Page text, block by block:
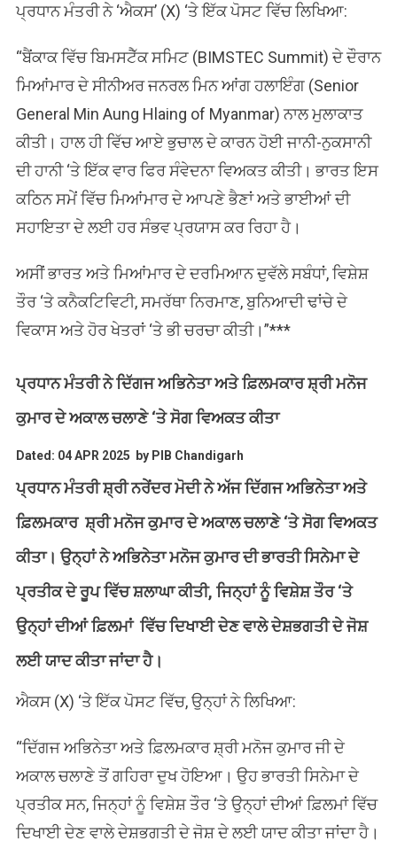
ਪ੍ਰਧਾਨ ਮੰਤਰੀ ਨੇ ‘ਐਕਸ’ (X) ‘ਤੇ ਇੱਕ ਪੋਸਟ ਵਿੱਚ ਲਿਖਿਆ:
“ਬੈਂਕਾਕ ਵਿੱਚ ਬਿਮਸਟੈੱਕ ਸਮਿਟ (BIMSTEC Summit) ਦੇ ਦੌਰਾਨ
ਮਿਆਂਮਾਰ ਦੇ ਸੀਨੀਅਰ ਜਨਰਲ ਮਿਨ ਆਂਗ ਹਲਾਇੰਗ (Senior
General Min Aung Hlaing of Myanmar) ਨਾਲ ਮੁਲਾਕਾਤ
ਕੀਤੀ। ਹਾਲ ਹੀ ਵਿੱਚ ਆਏ ਭੁਚਾਲ ਦੇ ਕਾਰਨ ਹੋਈ ਜਾਨੀ-ਨੁਕਸਾਨੀ
ਦੀ ਹਾਨੀ ‘ਤੇ ਇੱਕ ਵਾਰ ਫਿਰ ਸੰਵੇਦਨਾ ਵਿਅਕਤ ਕੀਤੀ। ਭਾਰਤ ਇਸ
ਕਠਿਨ ਸਮੇਂ ਵਿੱਚ ਮਿਆਂਮਾਰ ਦੇ ਆਪਣੇ ਭੈਣਾਂ ਅਤੇ ਭਾਈਆਂ ਦੀ
ਸਹਾਇਤਾ ਦੇ ਲਈ ਹਰ ਸੰਭਵ ਪ੍ਰਯਾਸ ਕਰ ਰਿਹਾ ਹੈ।
ਅਸੀਂ ਭਾਰਤ ਅਤੇ ਮਿਆਂਮਾਰ ਦੇ ਦਰਮਿਆਨ ਦੁਵੱਲੇ ਸਬੰਧਾਂ, ਵਿਸ਼ੇਸ਼
ਤੌਰ ‘ਤੇ ਕਨੈਕਟਿਵਿਟੀ, ਸਮਰੱਥਾ ਨਿਰਮਾਣ, ਬੁਨਿਆਦੀ ਢਾਂਚੇ ਦੇ
ਵਿਕਾਸ ਅਤੇ ਹੋਰ ਖੇਤਰਾਂ ‘ਤੇ ਭੀ ਚਰਚਾ ਕੀਤੀ।”***
ਪ੍ਰਧਾਨ ਮੰਤਰੀ ਨੇ ਦਿੱਗਜ ਅਭਿਨੇਤਾ ਅਤੇ ਫ਼ਿਲਮਕਾਰ ਸ਼੍ਰੀ ਮਨੋਜ
ਕੁਮਾਰ ਦੇ ਅਕਾਲ ਚਲਾਣੇ ‘ਤੇ ਸੋਗ ਵਿਅਕਤ ਕੀਤਾ
Dated: 04 APR 2025 by PIB Chandigarh
ਪ੍ਰਧਾਨ ਮੰਤਰੀ ਸ਼੍ਰੀ ਨਰੇਂਦਰ ਮੋਦੀ ਨੇ ਅੱਜ ਦਿੱਗਜ ਅਭਿਨੇਤਾ ਅਤੇ
ਫ਼ਿਲਮਕਾਰ ਸ਼੍ਰੀ ਮਨੋਜ ਕੁਮਾਰ ਦੇ ਅਕਾਲ ਚਲਾਣੇ ‘ਤੇ ਸੋਗ ਵਿਅਕਤ
ਕੀਤਾ। ਉਨ੍ਹਾਂ ਨੇ ਅਭਿਨੇਤਾ ਮਨੋਜ ਕੁਮਾਰ ਦੀ ਭਾਰਤੀ ਸਿਨੇਮਾ ਦੇ
ਪ੍ਰਤੀਕ ਦੇ ਰੂਪ ਵਿੱਚ ਸ਼ਲਾਘਾ ਕੀਤੀ, ਜਿਨ੍ਹਾਂ ਨੂੰ ਵਿਸ਼ੇਸ਼ ਤੌਰ ‘ਤੇ
ਉਨ੍ਹਾਂ ਦੀਆਂ ਫ਼ਿਲਮਾਂ ਵਿੱਚ ਦਿਖਾਈ ਦੇਣ ਵਾਲੇ ਦੇਸ਼ਭਗਤੀ ਦੇ ਜੋਸ਼
ਲਈ ਯਾਦ ਕੀਤਾ ਜਾਂਦਾ ਹੈ।
ਐਕਸ (X) ‘ਤੇ ਇੱਕ ਪੋਸਟ ਵਿੱਚ, ਉਨ੍ਹਾਂ ਨੇ ਲਿਖਿਆ:
“ਦਿੱਗਜ ਅਭਿਨੇਤਾ ਅਤੇ ਫ਼ਿਲਮਕਾਰ ਸ਼੍ਰੀ ਮਨੋਜ ਕੁਮਾਰ ਜੀ ਦੇ
ਅਕਾਲ ਚਲਾਣੇ ਤੋਂ ਗਹਿਰਾ ਦੁਖ ਹੋਇਆ। ਉਹ ਭਾਰਤੀ ਸਿਨੇਮਾ ਦੇ
ਪ੍ਰਤੀਕ ਸਨ, ਜਿਨ੍ਹਾਂ ਨੂੰ ਵਿਸ਼ੇਸ਼ ਤੌਰ ‘ਤੇ ਉਨ੍ਹਾਂ ਦੀਆਂ ਫ਼ਿਲਮਾਂ ਵਿੱਚ
ਦਿਖਾਈ ਦੇਣ ਵਾਲੇ ਦੇਸ਼ਭਗਤੀ ਦੇ ਜੋਸ਼ ਦੇ ਲਈ ਯਾਦ ਕੀਤਾ ਜਾਂਦਾ ਹੈ।